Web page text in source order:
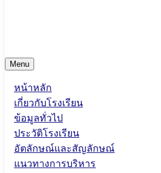
Menu
หน้าหลัก
เกี่ยวกับโรงเรียน
ข้อมูลทั่วไป
ประวัติโรงเรียน
อัตลักษณ์และสัญลักษณ์
แนวทางการบริหาร